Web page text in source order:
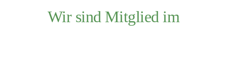
Wir sind Mitglied im